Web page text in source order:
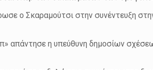
ο Σκαραμούτσι στην συνέντευξη
απάντησε η υπεύθυνη δημοσίων